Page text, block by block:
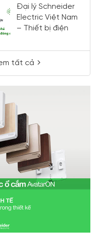
Đại lý Schneider
Electric Việt Nam
– Thiết bị điện
chính hãng, giá
tốt
tất cả